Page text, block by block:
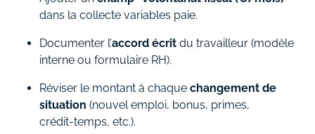
dans la collecte variables paie.
Documenter l’accord écrit du travailleur (modèle
interne ou formulaire RH).
Réviser le montant à chaque changement de
situation (nouvel emploi, bonus, primes,
crédit‑temps, etc.).